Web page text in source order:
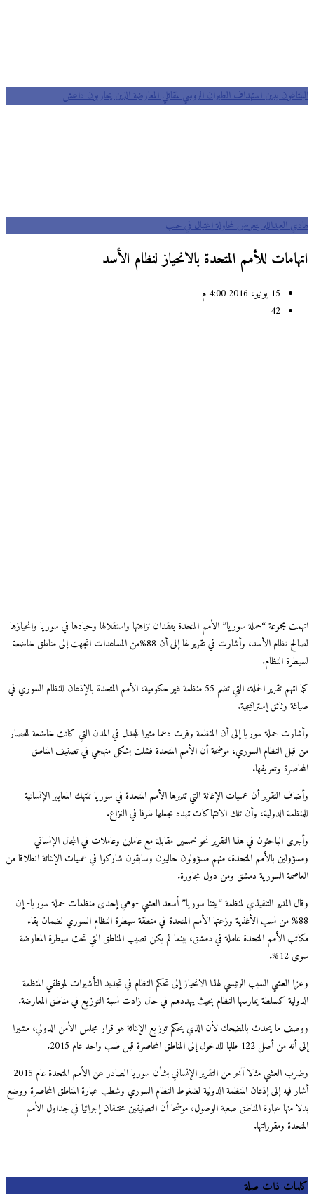
يدين استهداف الطيران الروسي لمقاتلي المعارضة الذين يحاربون داعش
العبدالله يتعرض لمحاولة اغتيال في حلب
للأمم المتحدة بالانحياز لنظام الأسد
15 يونيو، 2016 4:00 م
42
مجموعة “حملة سوريا” الأمم المتحدة بفقدان نزاهتها واستقلالها وحيادها في سوريا وانحيازها
لصالح نظام الأسد، وأشارت في تقرير لها إلى أن 88%من المساعدات اتجهت إلى مناطق خاضعة
النظام.
كما اتهم تقرير الحملة، التي تضم 55 منظمة غير حكومية، الأمم المتحدة بالإذعان للنظام السوري في
وثائق إستراتيجية.
حملة سوريا إلى أن المنظمة وفرت دعما مثيرا للجدل في المدن التي كانت خاضعة للحصار
النظام السوري، موضحة أن الأمم المتحدة فشلت بشكل منهجي في تصنيف المناطق
وتعريفها.
التقرير أن عمليات الإغاثة التي تديرها الأمم المتحدة في سوريا تنتهك المعايير الإنسانية
الدولية، وأن تلك الانتهاكات تهدد بجعلها طرفا في النزاع.
الباحثون في هذا التقرير نحو خمسين مقابلة مع عاملين وعاملات في المجال الإنساني
بالأمم المتحدة، منهم مسؤولون حاليون وسابقون شاركوا في عمليات الإغاثة انطلاقا من
السورية دمشق ومن دول مجاورة.
المدير التنفيذي لمنظمة “بيتنا سوريا” أسعد العشي -وهي إحدى منظمات حملة سوريا- إن
88% من نسب الأغذية وزعتها الأمم المتحدة في منطقة سيطرة النظام السوري لضمان بقاء
الأمم المتحدة عاملة في دمشق، بينما لم يكن نصيب المناطق التي تحت سيطرة المعارضة
العشي السبب الرئيسي لهذا الانحياز إلى تحكم النظام في تجديد التأشيرات لموظفي المنظمة
كسلطة يمارسها النظام بحيث يهددهم في حال زادت نسبة التوزيع في مناطق المعارضة.
ما يحدث بالمضحك لأن الذي يحكم توزيع الإغاثة هو قرار مجلس الأمن الدولي، مشيرا
طلبا للدخول إلى المناطق المحاصرة قبل طلب واحد عام 2015.
وضرب العشي مثالا آخر من التقرير الإنساني بشأن سوريا الصادر عن الأمم المتحدة عام 2015
فيه إلى إذعان المنظمة الدولية لضغوط النظام السوري وشطب عبارة المناطق المحاصرة ووضع
منها عبارة المناطق صعبة الوصول، موضحا أن التصنيفين مختلفان إجرائيا في جداول الأمم
ومقرراتها.
ذات صلة